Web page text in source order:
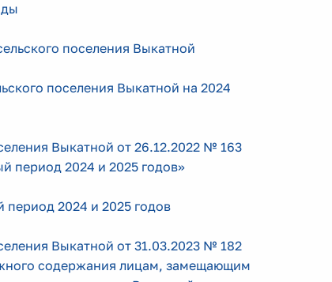
поселения Выкатной
поселения Выкатной на 2024
Выкатной от 26.12.2022 № 163
период 2024 и 2025 годов»
период 2024 и 2025 годов
Выкатной от 31.03.2023 № 182
содержания лицам, замещающим